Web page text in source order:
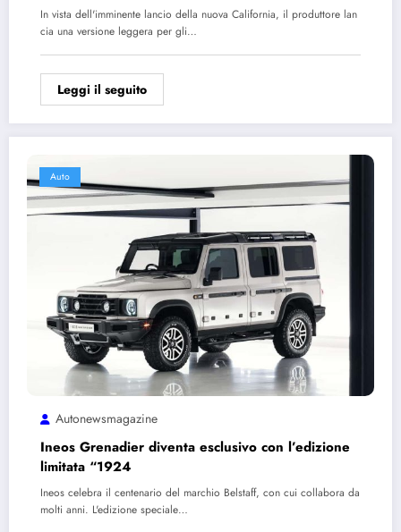
In vista dell'imminente lancio della nuova California, il produttore lan
cia una versione leggera per gli…
Leggi il seguito
Auto
Autonewsmagazine
Ineos Grenadier diventa esclusivo con l’edizione
limitata “1924
Ineos celebra il centenario del marchio Belstaff, con cui collabora da
molti anni. L'edizione speciale…